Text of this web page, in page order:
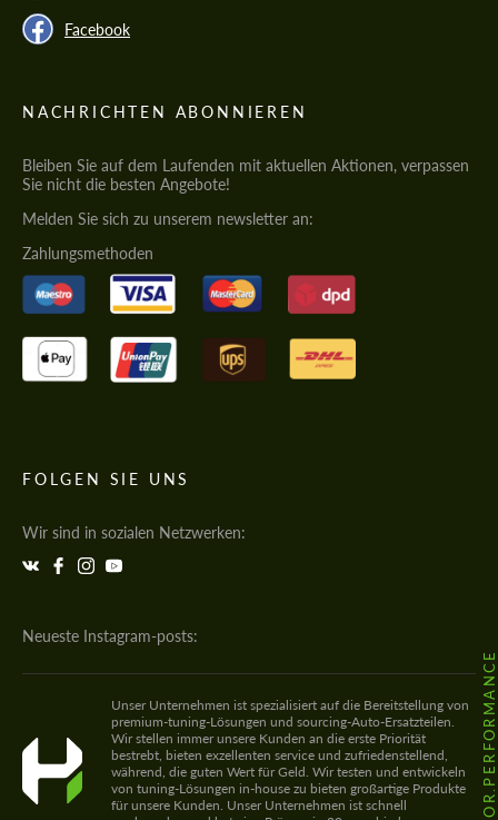
Facebook
NACHRICHTEN ABONNIEREN
Bleiben Sie auf dem Laufenden mit aktuellen Aktionen, verpassen
Sie nicht die besten Angebote!
Melden Sie sich zu unserem newsletter an:
Zahlungsmethoden
FOLGEN SIE UNS
Wir sind in sozialen Netzwerken:
Neueste Instagram-posts:
@HODOOR.PERFORMANCE
Unser Unternehmen ist spezialisiert auf die Bereitstellung von
premium-tuning-Lösungen und sourcing-Auto-Ersatzteilen.
Wir stellen immer unsere Kunden an die erste Priorität
bestrebt, bieten exzellenten service und zufriedenstellend,
während, die guten Wert für Geld. Wir testen und entwickeln
von tuning-Lösungen in-house zu bieten großartige Produkte
für unsere Kunden. Unser Unternehmen ist schnell